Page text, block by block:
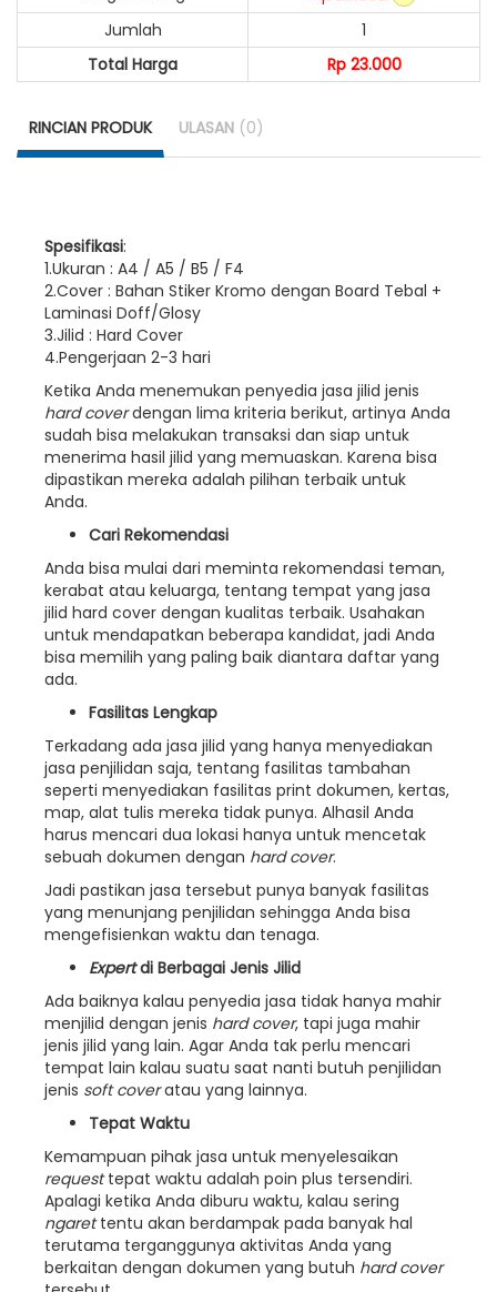
Jumlah
1
Total Harga
Rp 23.000
RINCIAN PRODUK ULASAN (0)
Spesifikasi:
1.Ukuran : A4 / A5 / B5 / F4
2.Cover : Bahan Stiker Kromo dengan Board Tebal +
Laminasi Doff/Glosy
3.Jilid : Hard Cover
4.Pengerjaan 2-3 hari
Ketika Anda menemukan penyedia jasa jilid jenis
hard coverdengan lima kriteria berikut, artinya Anda
sudah bisa melakukan transaksi dan siap untuk
menerima hasil jilid yang memuaskan. Karena bisa
dipastikan mereka adalah pilihan terbaik untuk
Anda.
Cari Rekomendasi
Anda bisa mulai dari meminta rekomendasi teman,
kerabat atau keluarga, tentang tempat yang jasa
jilid hard cover dengan kualitas terbaik. Usahakan
untuk mendapatkan beberapa kandidat, jadi Anda
bisa memilih yang paling baik diantara daftar yang
ada.
Fasilitas Lengkap
Terkadang ada jasa jilid yang hanya menyediakan
jasa penjilidan saja, tentang fasilitas tambahan
seperti menyediakan fasilitas print dokumen, kertas,
map, alat tulis mereka tidak punya. Alhasil Anda
harus mencari dua lokasi hanya untuk mencetak
sebuah dokumen dengan hard cover.
Jadi pastikan jasa tersebut punya banyak fasilitas
yang menunjang penjilidan sehingga Anda bisa
mengefisienkan waktu dan tenaga.
Expertdi Berbagai Jenis Jilid
Ada baiknya kalau penyedia jasa tidak hanya mahir
menjilid dengan jenis hard cover, tapi juga mahir
jenis jilid yang lain. Agar Anda tak perlu mencari
tempat lain kalau suatu saat nanti butuh penjilidan
jenis soft coveratau yang lainnya.
Tepat Waktu
Kemampuan pihak jasa untuk menyelesaikan
requesttepat waktu adalah poin plus tersendiri.
Apalagi ketika Anda diburu waktu, kalau sering
ngarettentu akan berdampak pada banyak hal
terutama terganggunya aktivitas Anda yang
berkaitan dengan dokumen yang butuh hard cover